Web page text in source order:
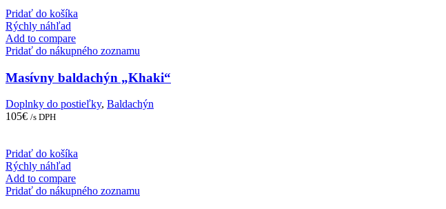
Pridať do košíka
Rýchly náhľad
Add to compare
Pridať do nákupného zoznamu
Masívny baldachýn „Khaki“
Doplnky do postieľky, Baldachýn
105€ /s DPH
Pridať do košíka
Rýchly náhľad
Add to compare
Pridať do nákupného zoznamu